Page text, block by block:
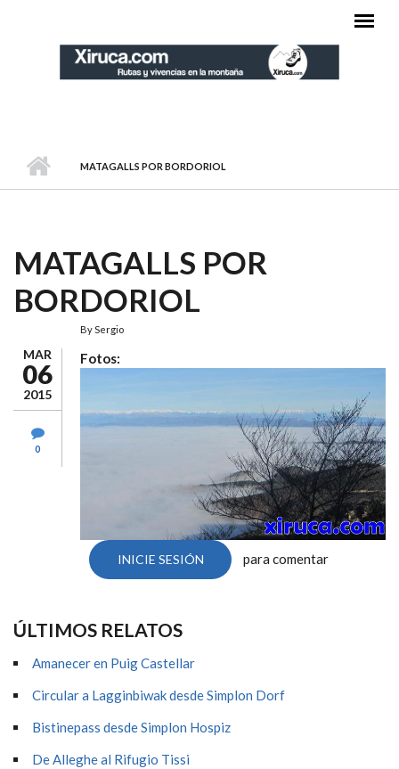
MATAGALLS POR BORDORIOL
MATAGALLS POR
BORDORIOL
MAR
06
2015
0
BySergio
Fotos:
INICIE SESIÓN para comentar
ÚLTIMOS RELATOS
Amanecer en Puig Castellar
Circular a Lagginbiwak desde Simplon Dorf
Bistinepass desde Simplon Hospiz
De Alleghe al Rifugio Tissi